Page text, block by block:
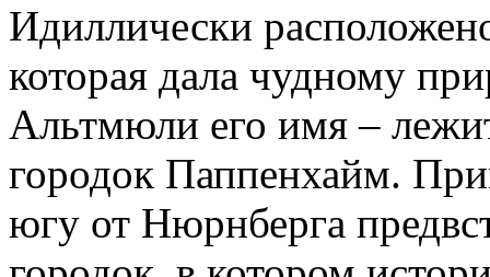
Идиллически
которая дала чудному
Альтмюли его имя –
городок Паппенхайм.
югу от Нюрнберга